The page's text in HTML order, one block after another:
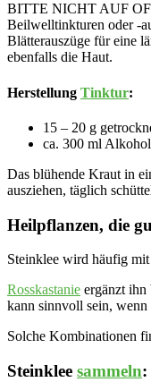
BITTE NICHT AUF
Beilwelltinkturen oder -
Blätterauszüge für eine
ebenfalls die Haut.
Herstellung Tinktur:
15 – 20 g
ca. 300 ml
Das blühende Kraut in
ausziehen, täglich
Heilpflanzen, die
Steinklee wird häufig
Rosskastanie ergänzt ihn
kann sinnvoll sein, wenn
Solche Kombinationen
Steinklee sammeln: